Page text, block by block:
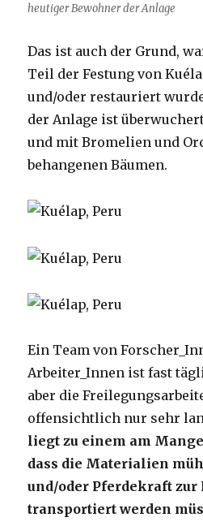
heutiger Bewohner der Anlage
Das ist auch der Grund,
Teil der Festung von
und/oder restauriert
der Anlage ist
und mit Bromelien und
behangenen Bäumen.
Ein Team von
Arbeiter_Innen ist fast
aber die
offensichtlich nur sehr
liegt zu einem am
dass die Materialien
und/oder Pferdekraft zur
transportiert werden